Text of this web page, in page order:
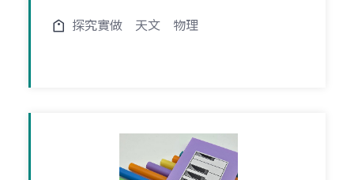
探究實做 天文 物理